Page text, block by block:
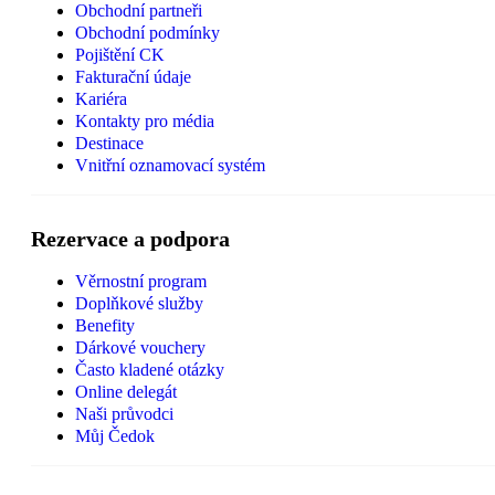
Obchodní partneři
Obchodní podmínky
Pojištění CK
Fakturační údaje
Kariéra
Kontakty pro média
Destinace
Vnitřní oznamovací systém
Rezervace a podpora
Věrnostní program
Doplňkové služby
Benefity
Dárkové vouchery
Často kladené otázky
Online delegát
Naši průvodci
Můj Čedok